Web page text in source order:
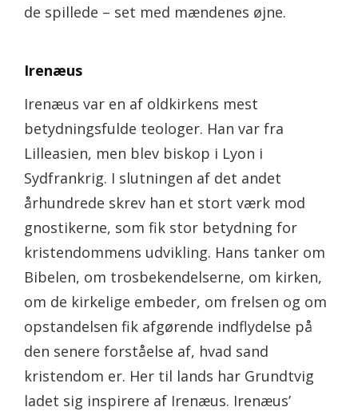
de spillede – set med mændenes øjne.
Irenæus
Irenæus var en af oldkirkens mest
betydningsfulde teologer. Han var fra
Lilleasien, men blev biskop i Lyon i
Sydfrankrig. I slutningen af det andet
århundrede skrev han et stort værk mod
gnostikerne, som fik stor betydning for
kristendommens udvikling. Hans tanker om
Bibelen, om trosbekendelserne, om kirken,
om de kirkelige embeder, om frelsen og om
opstandelsen fik afgørende indflydelse på
den senere forståelse af, hvad sand
kristendom er. Her til lands har Grundtvig
ladet sig inspirere af Irenæus. Irenæus’